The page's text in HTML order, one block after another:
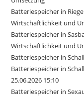
Batteriespeicher in
Wirtschaftlichkeit und
Batteriespeicher in
Wirtschaftlichkeit und
Batteriespeicher in
Batteriespeicher in
25.06.2026 15:10
Batteriespeicher in